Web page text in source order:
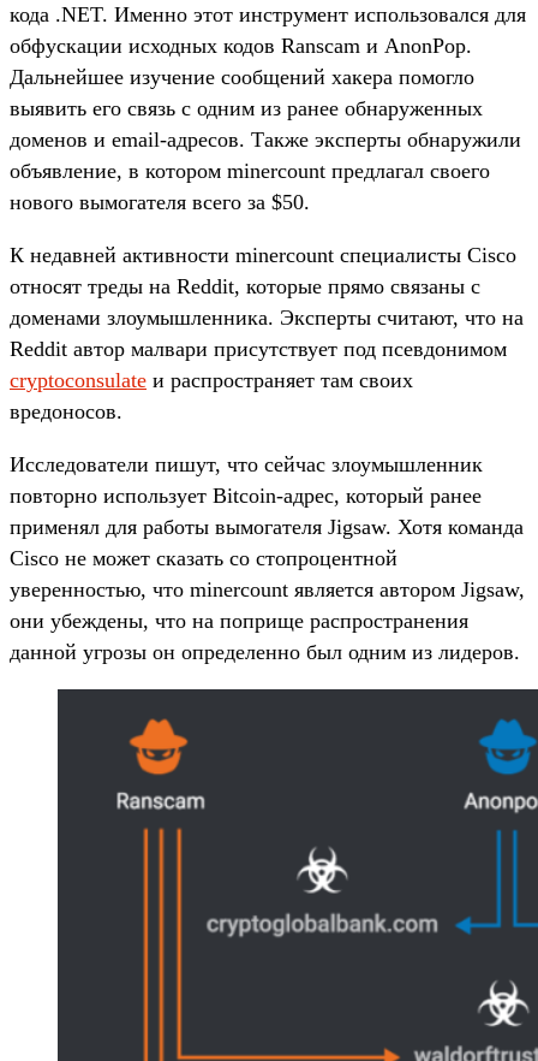
кода .NET. Именно этот инструмент использовался для
обфускации исходных кодов Ranscam и AnonPop.
Дальнейшее изучение сообщений хакера помогло
выявить его связь с одним из ранее обнаруженных
доменов и email-адресов. Также эксперты обнаружили
объявление, в котором minercount предлагал своего
нового вымогателя всего за $50.
К недавней активности minercount специалисты Cisco
относят треды на Reddit, которые прямо связаны с
доменами злоумышленника. Эксперты считают, что на
Reddit автор малвари присутствует под псевдонимом
cryptoconsulate и распространяет там своих
вредоносов.
Исследователи пишут, что сейчас злоумышленник
повторно использует Bitcoin-адрес, который ранее
применял для работы вымогателя Jigsaw. Хотя команда
Cisco не может сказать со стопроцентной
уверенностью, что minercount является автором Jigsaw,
они убеждены, что на поприще распространения
данной угрозы он определенно был одним из лидеров.